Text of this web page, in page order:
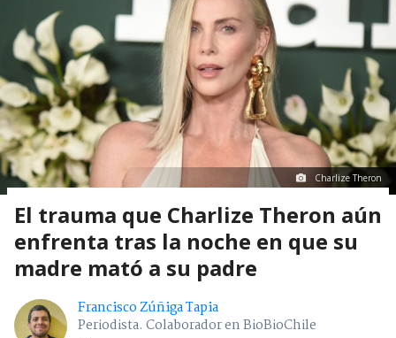
Charlize Theron
El trauma que Charlize Theron aún
enfrenta tras la noche en que su
madre mató a su padre
Francisco Zúñiga Tapia
Periodista. Colaborador en BioBioChile